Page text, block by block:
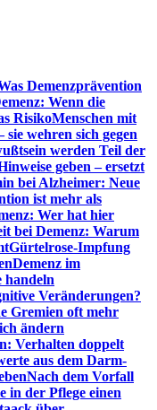
Demenzprävention
Wenn die
RisikoMenschen mit
wehren sich gegen
werden Teil der
geben – ersetzt
bei Alzheimer: Neue
ist mehr als
Wer hat hier
bei Demenz: Warum
Gürtelrose-Impfung
Demenz im
Veränderungen?
Gremien oft mehr
ändern
Verhalten doppelt
aus dem Darm-
Nach dem Vorfall
in der Pflege einen